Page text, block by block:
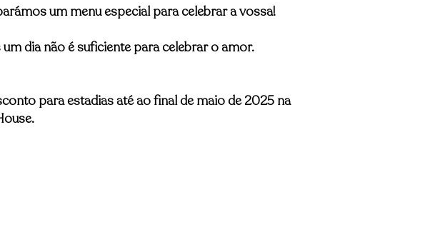
um menu especial para celebrar a vossa!
dia não é suficiente para celebrar o amor.
para estadias até ao final de maio de 2025 na